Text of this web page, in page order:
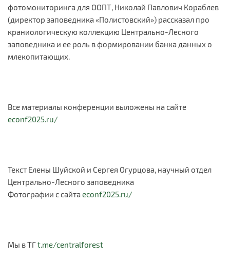
фотомониторинга для ООПТ, Николай Павлович Кораблев
(директор заповедника «Полистовский») рассказал про
краниологическую коллекцию Центрально-Лесного
заповедника и ее роль в формировании банка данных о
млекопитающих.
Все материалы конференции выложены на сайте
econf2025.ru/
Текст Елены Шуйской и Сергея Огурцова, научный отдел
Центрально-Лесного заповедника
Фотографии с сайтаeconf2025.ru/
Мы в ТГt.me/centralforest